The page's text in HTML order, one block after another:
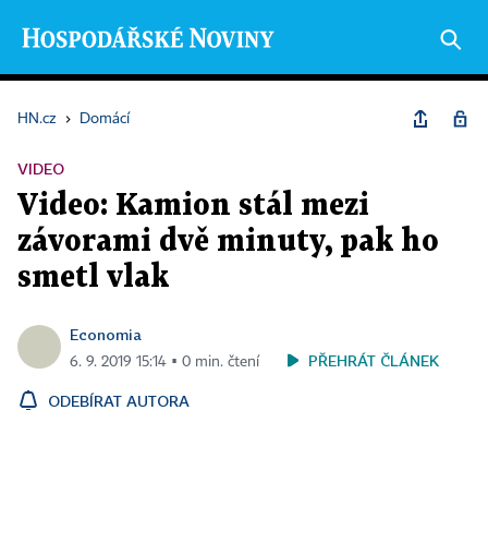
HN.cz › Domácí
VIDEO
Video: Kamion stál mezi
závorami dvě minuty, pak ho
smetl vlak
Economia
6. 9. 2019 15:14 ▪ 0 min. čtení PŘEHRÁT ČLÁNEK
ODEBÍRAT AUTORA